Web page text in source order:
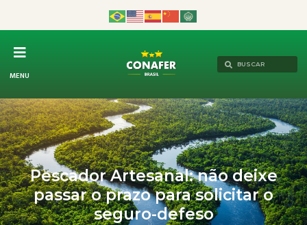
MENU
Pescador Artesanal: não deixe
passar o prazo para solicitar o
seguro-defeso